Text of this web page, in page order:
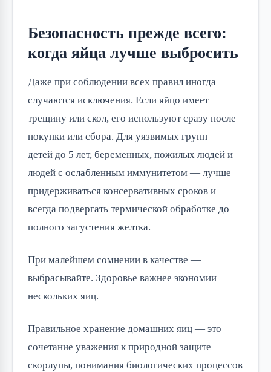
Безопасность прежде всего:
когда яйца лучше выбросить
Даже при соблюдении всех правил иногда
случаются исключения. Если яйцо имеет
трещину или скол, его используют сразу после
покупки или сбора. Для уязвимых групп —
детей до 5 лет, беременных, пожилых людей и
людей с ослабленным иммунитетом — лучше
придерживаться консервативных сроков и
всегда подвергать термической обработке до
полного загустения желтка.
При малейшем сомнении в качестве —
выбрасывайте. Здоровье важнее экономии
нескольких яиц.
Правильное хранение домашних яиц — это
сочетание уважения к природной защите
скорлупы, понимания биологических процессов